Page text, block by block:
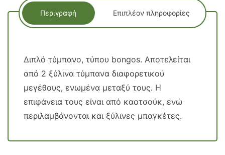
Περιγραφή Επιπλέον πληροφορίες
Διπλό τύμπανο, τύπου bongos. Αποτελείται
από 2 ξύλινα τύμπανα διαφορετικού
μεγέθους, ενωμένα μεταξύ τους. Η
επιφάνεια τους είναι από καοτσούκ, ενώ
περιλαμβάνονται και ξύλινες μπαγκέτες.